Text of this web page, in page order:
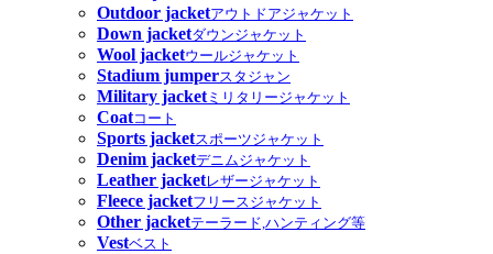
Outdoor jacketアウトドアジャケット
Down jacketダウンジャケット
Wool jacketウールジャケット
Stadium jumperスタジャン
Military jacketミリタリージャケット
Coatコート
Sports jacketスポーツジャケット
Denim jacketデニムジャケット
Leather jacketレザージャケット
Fleece jacketフリースジャケット
Other jacketテーラード,ハンティング等
Vestベスト